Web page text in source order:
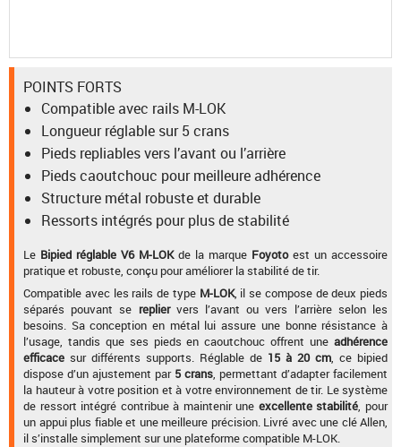
POINTS FORTS
Compatible avec rails M-LOK
Longueur réglable sur 5 crans
Pieds repliables vers l’avant ou l’arrière
Pieds caoutchouc pour meilleure adhérence
Structure métal robuste et durable
Ressorts intégrés pour plus de stabilité
Le Bipied réglable V6 M-LOKde la marque Foyotoest un accessoire
pratique et robuste, conçu pour améliorer la stabilité de tir.
Compatible avec les rails de type M-LOK, il se compose de deux pieds
séparés pouvant se repliervers l’avant ou vers l’arrière selon les
besoins. Sa conception en métal lui assure une bonne résistance à
l’usage, tandis que ses pieds en caoutchouc offrent une adhérence
efficace sur différents supports. Réglable de 15 à 20 cm , ce bipied
dispose d’un ajustement par 5 crans , permettant d’adapter facilement
la hauteur à votre position et à votre environnement de tir. Le système
de ressort intégré contribue à maintenir une excellente stabilité , pour
un appui plus fiable et une meilleure précision. Livré avec une clé Allen,
il s’installe simplement sur une plateforme compatible M-LOK.